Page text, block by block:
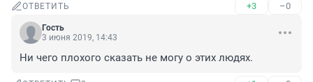
ОТВЕТИТЬ +3 –0
Гость
3 июня 2019, 14:43
Ни чего плохого сказать не могу о этих людях.